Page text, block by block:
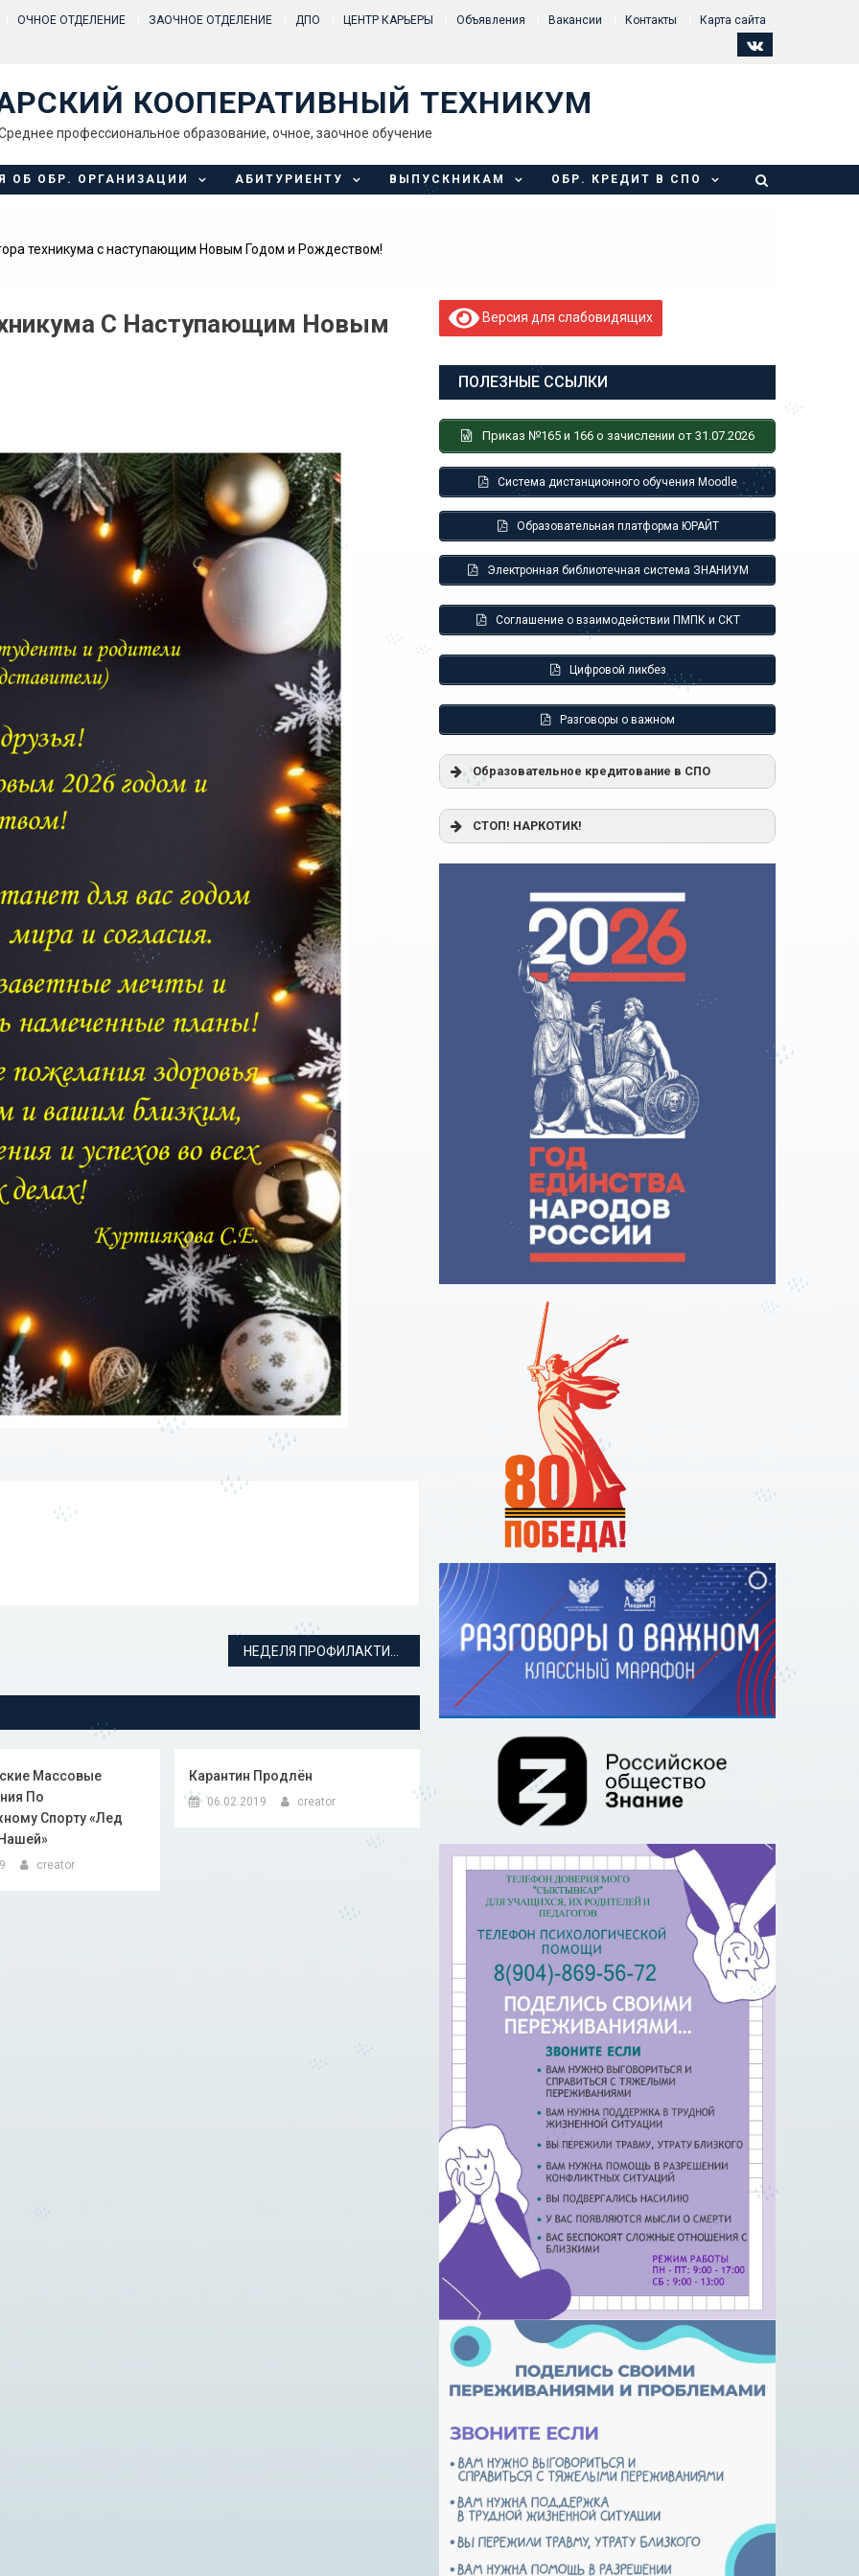
ОЧНОЕ ОТДЕЛЕНИЕ ЗАОЧНОЕ ОТДЕЛЕНИЕ ДПО ЦЕНТР КАРЬЕРЫ Объявления Вакансии Контакты Карта сайта
КООПЕРАТИВНЫЙ ТЕХНИКУМ
профессиональное образование, очное, заочное обучение
ОБ ОБР. ОРГАНИЗАЦИИ АБИТУРИЕНТУ ВЫПУСКНИКАМ ОБР. КРЕДИТ В СПО
техникума с наступающим Новым Годом и Рождеством!
С Наступающим Новым
Массовые
По
Спорту «Лед
creator
Карантин Продлён
06.02.2019 creator
Версия для слабовидящих
ПОЛЕЗНЫЕ ССЫЛКИ
Приказ №165 и 166 о зачислении от 31.07.2026
Система дистанционного обучения Moodle
Образовательная платформа ЮРАЙТ
Электронная библиотечная система ЗНАНИУМ
Соглашение о взаимодействии ПМПК и СКТ
Цифровой ликбез
Разговоры о важном
Образовательное кредитование в СПО
Постановление Правительства РФ от
17.11.2025 г. № 1824 «О государственной
поддержке образовательного кредитования»
Распоряжение Правительства РФ от 17.11.2025
г. № 3326-р
Образовательное кредитование: пособие для
студентов СПО
Кредит на образование с господдержкой
Причины для изменения условий по
образовательному кредиту
СТОП! НАРКОТИК!
Сделай правильный выбор